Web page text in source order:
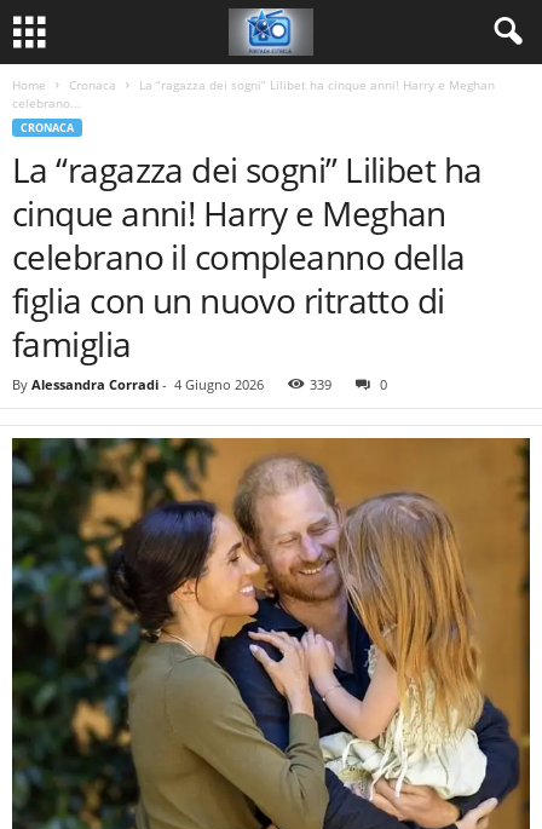
Home Cronaca
La “ragazza dei sogni” Lilibet ha cinque anni! Harry e Meghan
celebrano...
CRONACA
La “ragazza dei sogni” Lilibet ha
cinque anni! Harry e Meghan
celebrano il compleanno della
figlia con un nuovo ritratto di
famiglia
By Alessandra Corradi - 4 Giugno 2026 339 0